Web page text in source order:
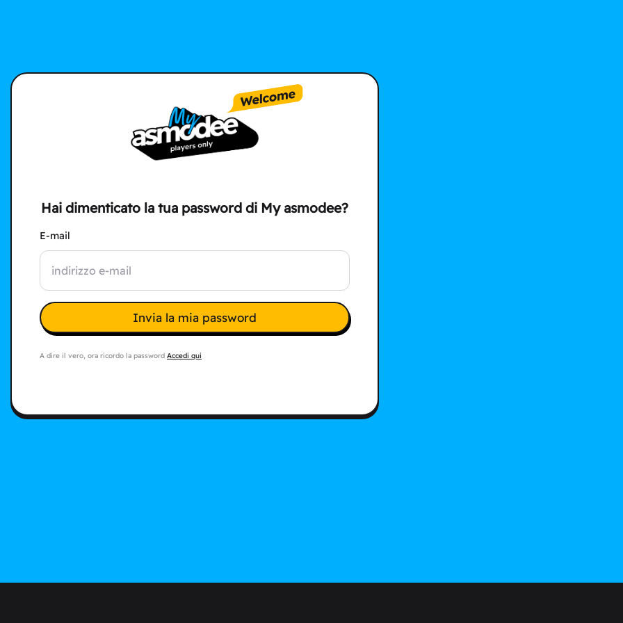
Hai dimenticato la tua password di My asmodee?
E-mail
Invia la mia password
A dire il vero, ora ricordo la password Accedi qui